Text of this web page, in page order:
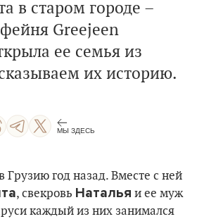
в старом городе –
Greejeen
ее семья из
их историю.
МЫ ЗДЕСЬ
Грузию год назад. Вместе с ней
, свекровь Наталья и ее муж
каждый из них занимался